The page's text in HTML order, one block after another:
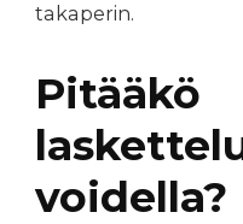
takaperin.
Pitääkö
voidella?